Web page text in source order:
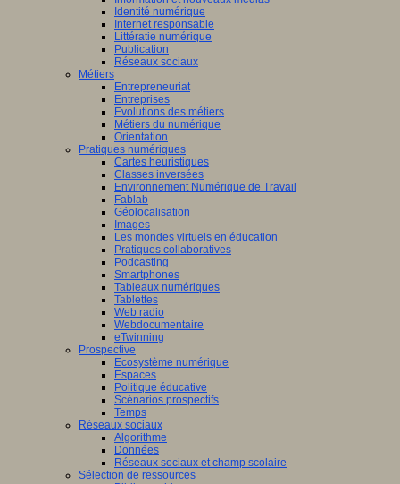
Identité numérique
Internet responsable
Littératie numérique
Publication
Réseaux sociaux
Métiers
Entrepreneuriat
Entreprises
Evolutions des métiers
Métiers du numérique
Orientation
Pratiques numériques
Cartes heuristiques
Classes inversées
Environnement Numérique de Travail
Fablab
Géolocalisation
Images
Les mondes virtuels en éducation
Pratiques collaboratives
Podcasting
Smartphones
Tableaux numériques
Tablettes
Web radio
Webdocumentaire
eTwinning
Prospective
Ecosystème numérique
Espaces
Politique éducative
Scénarios prospectifs
Temps
Réseaux sociaux
Algorithme
Données
Réseaux sociaux et champ scolaire
Sélection de ressources